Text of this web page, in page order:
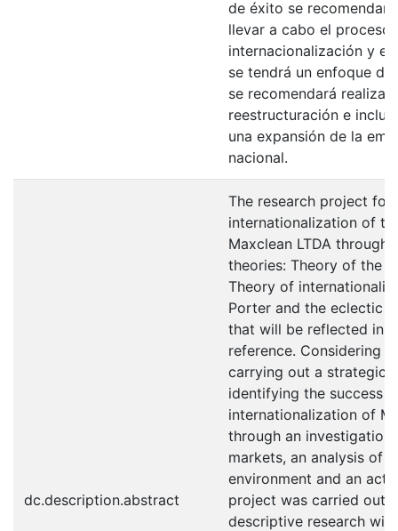
de éxito se
llevar a cabo el proceso
internacionalización y
se tendrá un enfoque
se recomendará realizar
reestructuración e
una expansión de la
nacional.
dc.description.abstract
The research project
internationalization of
Maxclean LTDA through
theories: Theory of the
Theory of
Porter and the eclectic
that will be reflected in
reference. Considering
carrying out a strategic
identifying the success
internationalization of
through an
markets, an analysis of
environment and an
project was carried out
descriptive research